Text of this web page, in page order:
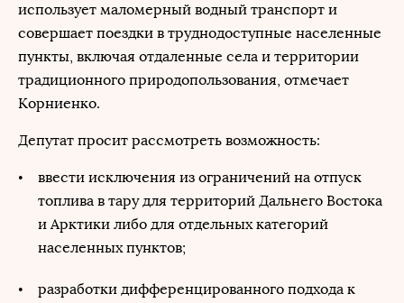
использует маломерный водный транспорт и
совершает поездки в труднодоступные населенные
пункты, включая отдаленные села и территории
традиционного природопользования, отмечает
Корниенко.
Депутат просит рассмотреть возможность:
ввести исключения из ограничений на отпуск
топлива в тару для территорий Дальнего Востока
и Арктики либо для отдельных категорий
населенных пунктов;
разработки дифференцированного подхода к